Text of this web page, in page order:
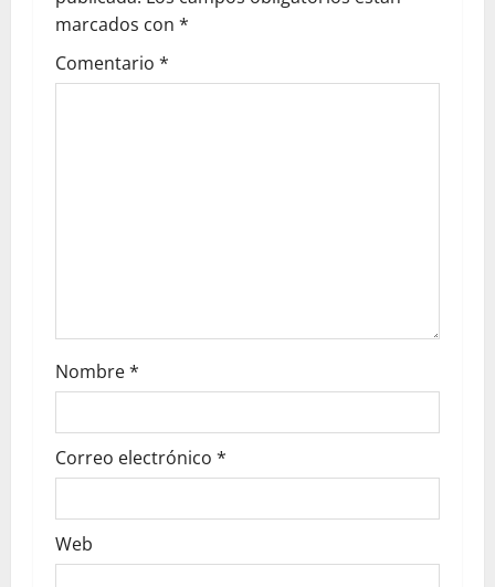
marcados con *
Comentario *
Nombre*
Correo electrónico *
Web